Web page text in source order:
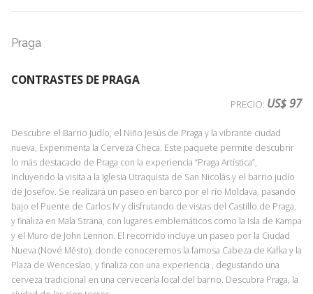
Praga
CONTRASTES DE PRAGA
PRECIO: US$ 97
Descubre el Barrio Judío, el Niño Jesús de Praga y la vibrante ciudad
nueva, Experimenta la Cerveza Checa. Este paquete permite descubrir
lo más destacado de Praga con la experiencia “Praga Artística”,
incluyendo la visita a la Iglesia Utraquista de San Nicolás y el barrio judío
de Josefov. Se realizará un paseo en barco por el río Moldava, pasando
bajo el Puente de Carlos IV y disfrutando de vistas del Castillo de Praga,
y finaliza en Mala Strana, con lugares emblemáticos como la Isla de Kampa
y el Muro de John Lennon. El recorrido incluye un paseo por la Ciudad
Nueva (Nové Město), donde conoceremos la famosa Cabeza de Kafka y la
Plaza de Wenceslao, y finaliza con una experiencia , degustando una
cerveza tradicional en una cervecería local del barrio. Descubra Praga, la